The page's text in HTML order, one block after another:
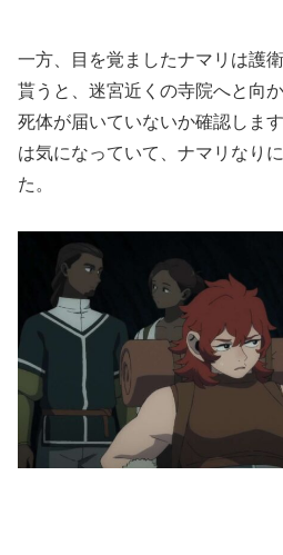
一方、目を覚ましたナマリは護
貰うと、迷宮近くの寺院へと向
死体が届いていないか確認しま
は気になっていて、ナマリなり
た。